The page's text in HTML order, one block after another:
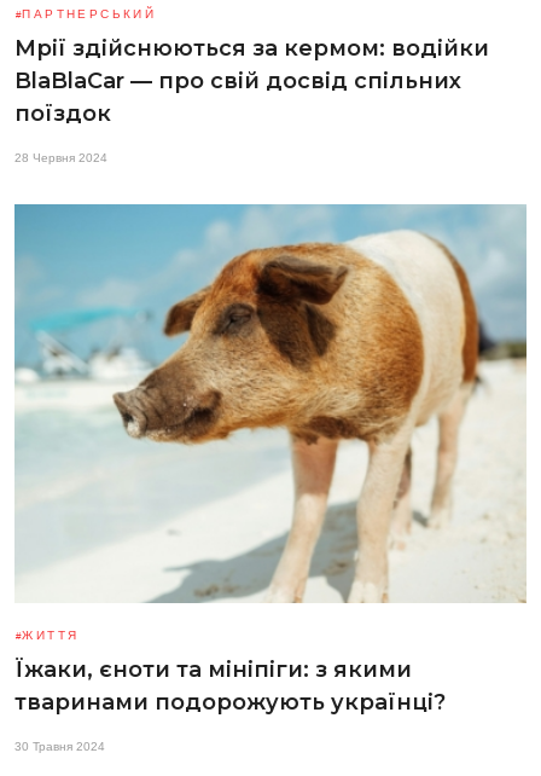
ПАРТНЕРСЬКИЙ
Мрії здійснюються за кермом: водійки
BlaBlaCar — про свій досвід спільних
поїздок
28 Червня 2024
ЖИТТЯ
Їжаки, єноти та мініпіги: з якими
тваринами подорожують українці?
30 Травня 2024